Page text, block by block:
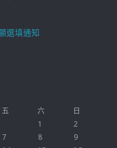
選填通知
五 六
日
1
2
7 8
9